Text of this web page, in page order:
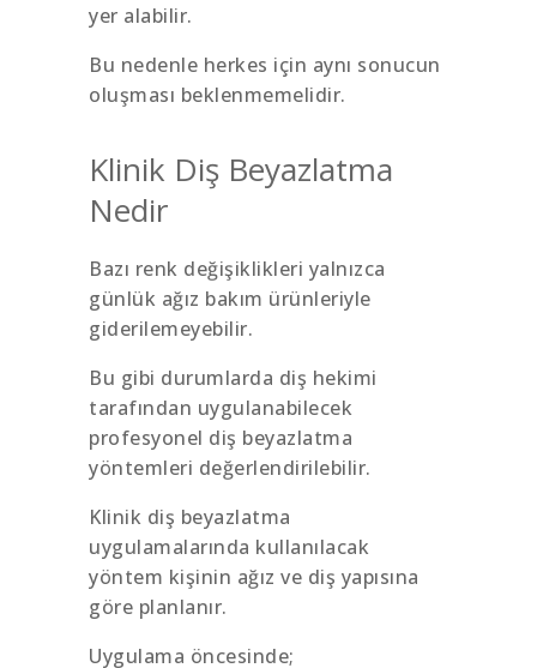
yer alabilir.
Bu nedenle herkes için aynı sonucun
oluşması beklenmemelidir.
Klinik Diş Beyazlatma
Nedir
Bazı renk değişiklikleri yalnızca
günlük ağız bakım ürünleriyle
giderilemeyebilir.
Bu gibi durumlarda diş hekimi
tarafından uygulanabilecek
profesyonel diş beyazlatma
yöntemleri değerlendirilebilir.
Klinik diş beyazlatma
uygulamalarında kullanılacak
yöntem kişinin ağız ve diş yapısına
göre planlanır.
Uygulama öncesinde;